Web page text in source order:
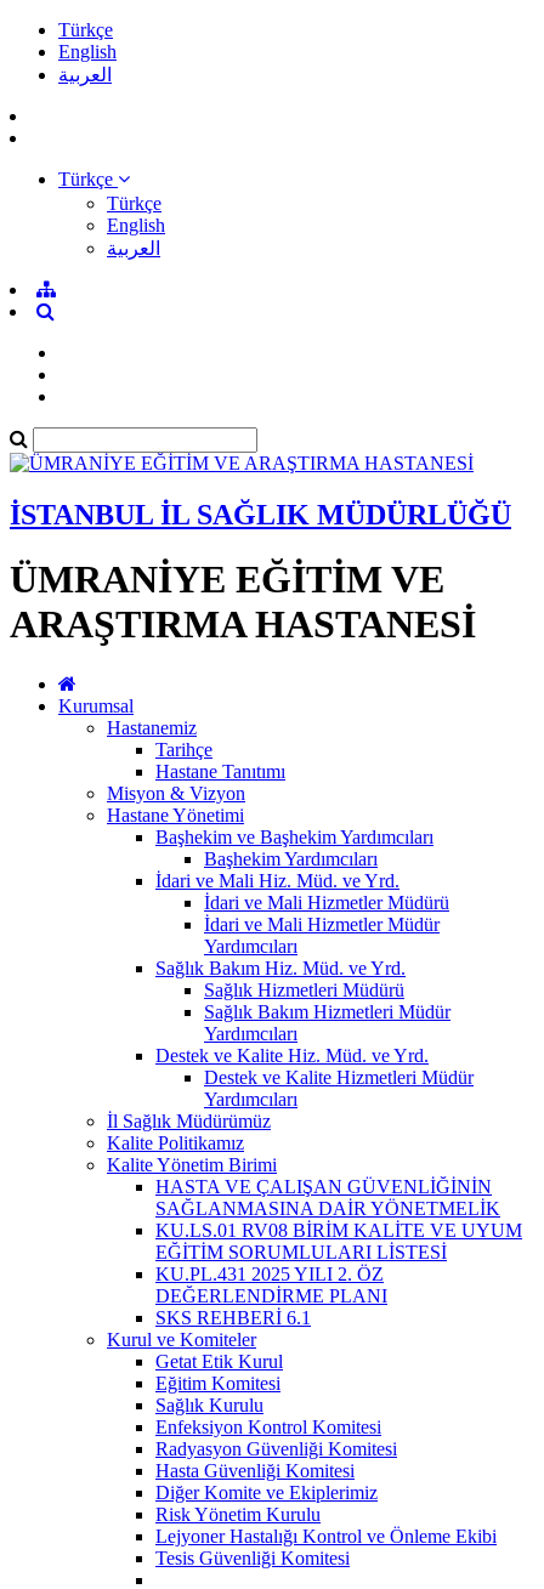
Türkçe
English
العربية
Türkçe
Türkçe
English
العربية
İSTANBUL İL SAĞLIK MÜDÜRLÜĞÜ
ÜMRANİYE EĞİTİM VE
ARAŞTIRMA HASTANESİ
Kurumsal
Hastanemiz
Tarihçe
Hastane Tanıtımı
Misyon & Vizyon
Hastane Yönetimi
Başhekim ve Başhekim Yardımcıları
Başhekim Yardımcıları
İdari ve Mali Hiz. Müd. ve Yrd.
İdari ve Mali Hizmetler Müdürü
İdari ve Mali Hizmetler Müdür
Yardımcıları
Sağlık Bakım Hiz. Müd. ve Yrd.
Sağlık Hizmetleri Müdürü
Sağlık Bakım Hizmetleri Müdür
Yardımcıları
Destek ve Kalite Hiz. Müd. ve Yrd.
Destek ve Kalite Hizmetleri Müdür
Yardımcıları
İl Sağlık Müdürümüz
Kalite Politikamız
Kalite Yönetim Birimi
HASTA VE ÇALIŞAN GÜVENLİĞİNİN
SAĞLANMASINA DAİR YÖNETMELİK
KU.LS.01 RV08 BİRİM KALİTE VE UYUM
EĞİTİM SORUMLULARI LİSTESİ
KU.PL.431 2025 YILI 2. ÖZ
DEĞERLENDİRME PLANI
SKS REHBERİ 6.1
Kurul ve Komiteler
Getat Etik Kurul
Eğitim Komitesi
Sağlık Kurulu
Enfeksiyon Kontrol Komitesi
Radyasyon Güvenliği Komitesi
Hasta Güvenliği Komitesi
Diğer Komite ve Ekiplerimiz
Risk Yönetim Kurulu
Lejyoner Hastalığı Kontrol ve Önleme Ekibi
Tesis Güvenliği Komitesi